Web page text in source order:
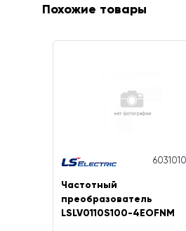
Похожие товары
Частотный
преобразователь
LSLV0110S100-4EOFNM